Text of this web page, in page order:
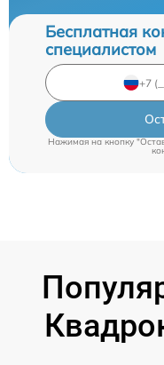
Бесплатная
специалистом
Нажимая на кнопку